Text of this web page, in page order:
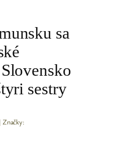
sa
sestry
| Značky: